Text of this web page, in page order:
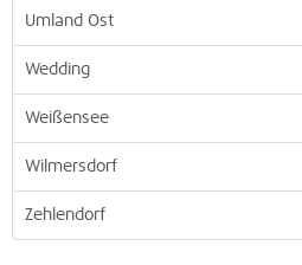
Umland Ost
Wedding
Weißensee
Wilmersdorf
Zehlendorf